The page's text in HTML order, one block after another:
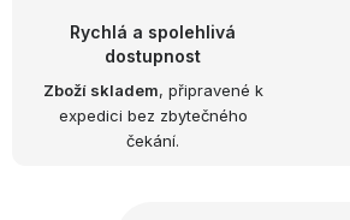
Rychlá a spolehlivá
dostupnost
Zboží skladem, připravené k
expedici bez zbytečného
čekání.